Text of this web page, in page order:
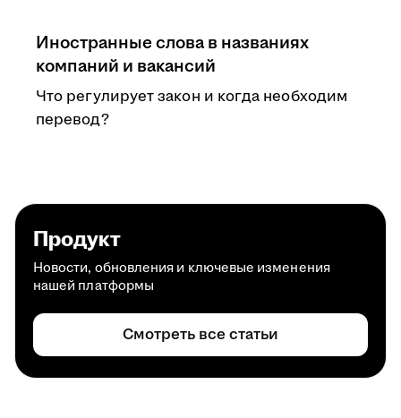
Иностранные слова в названиях
компаний и вакансий
Что регулирует закон и когда необходим
перевод?
Продукт
Новости, обновления и ключевые изменения
нашей платформы
Смотреть все статьи